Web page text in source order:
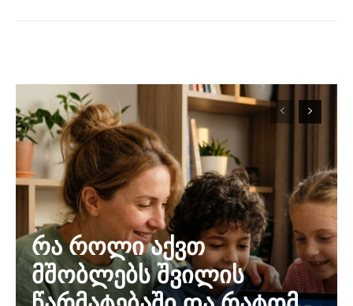
რა როლი აქვთ
მშობლებს შვილის